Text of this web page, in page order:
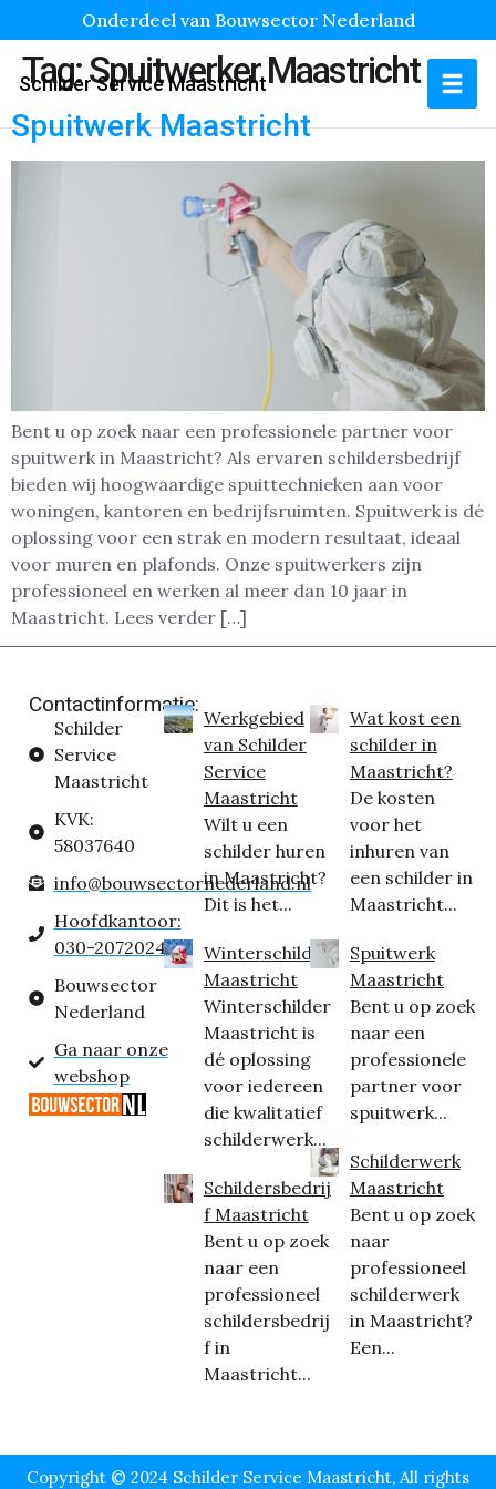
Onderdeel van Bouwsector Nederland
Schilder Service Maastricht
Tag:Spuitwerker Maastricht
Spuitwerk Maastricht
Bent u op zoek naar een professionele partner voor
spuitwerk in Maastricht? Als ervaren schildersbedrijf
bieden wij hoogwaardige spuittechnieken aan voor
woningen, kantoren en bedrijfsruimten. Spuitwerk is dé
oplossing voor een strak en modern resultaat, ideaal
voor muren en plafonds. Onze spuitwerkers zijn
professioneel en werken al meer dan 10 jaar in
Maastricht. Lees verder […]
Contactinformatie:
Schilder
Service
Maastricht
KVK:
58037640
info@bouwsectornederland.nl
Hoofdkantoor:
030-2072024
Bouwsector
Nederland
Ga naar onze
webshop
Werkgebied
van Schilder
Service
Maastricht
Wilt u een
schilder huren
in Maastricht?
Dit is het...
Winterschilder
Maastricht
Winterschilder
Maastricht is
dé oplossing
voor iedereen
die kwalitatief
schilderwerk...
Schildersbedrij
f Maastricht
Bent u op zoek
naar een
professioneel
schildersbedrij
f in
Maastricht...
Wat kost een
schilder in
Maastricht?
De kosten
voor het
inhuren van
een schilder in
Maastricht...
Spuitwerk
Maastricht
Bent u op zoek
naar een
professionele
partner voor
spuitwerk...
Schilderwerk
Maastricht
Bent u op zoek
naar
professioneel
schilderwerk
in Maastricht?
Een...
Copyright © 2024 Schilder Service Maastricht, All rights